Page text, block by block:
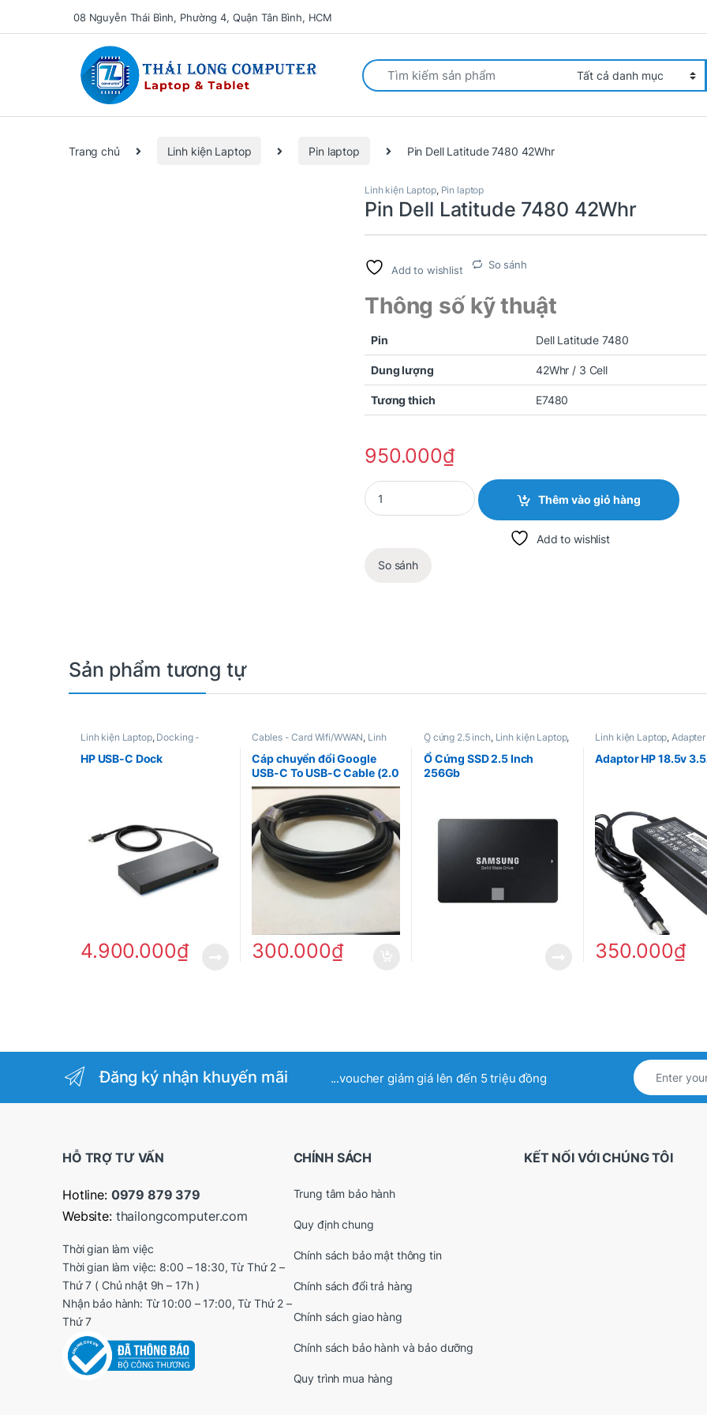
08 Nguyễn Thái Bình, Phường 4, Quận Tân Bình, HCM
Search for:
Trang chủ Linh kiện Laptop Pin laptop Pin Dell Latitude 7480 42Whr
Linh kiện Laptop, Pin laptop
Pin Dell Latitude 7480 42Whr
Add to wishlist So sánh
Thông số kỹ thuật
Pin Dell Latitude 7480
Dung lượng 42Whr / 3 Cell
Tương thich E7480
950.000₫
Quantity
Thêm vào giỏ hàng
Add to wishlist
So sánh
Sản phẩm tương tự
Linh kiện Laptop, Docking -
HP USB-C Dock
4.900.000₫
Cables - Card Wifi/WWAN, Linh
Cáp chuyển đổi Google
USB-C To USB-C Cable (2.0
Meter) – Black
300.000₫
Ổ cứng 2.5 inch, Linh kiện Laptop,
Ổ cứng laptop
Ổ Cứng SSD 2.5 Inch
256Gb
Linh kiện Laptop, Adapter
Adaptor HP 18.5v
350.000₫
Đăng ký nhận khuyến mãi ...voucher giảm giá lên đến 5 triệu đồng
HỖ TRỢ TƯ VẤN
Hotline: 0979 879 379
Website: thailongcomputer.com
Thời gian làm việc
Thời gian làm việc: 8:00 – 18:30, Từ Thứ 2 –
Thứ 7 ( Chủ nhật 9h – 17h )
Nhận bảo hành: Từ 10:00 – 17:00, Từ Thứ 2 –
Thứ 7
CHÍNH SÁCH
Trung tâm bảo hành
Quy định chung
Chính sách bảo mật thông tin
Chính sách đổi trả hàng
Chính sách giao hàng
Chính sách bảo hành và bảo dưỡng
Quy trình mua hàng
KẾT NỐI VỚI CHÚNG TÔI